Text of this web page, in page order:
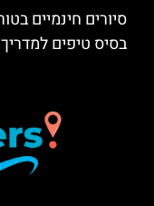
בסיס טיפים למדריך